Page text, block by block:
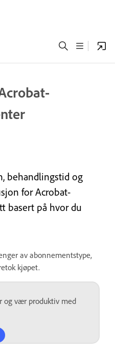
behandlingstid og
for Acrobat-
basert på hvor du
av abonnementstype,
kjøpet.
og vær produktiv med